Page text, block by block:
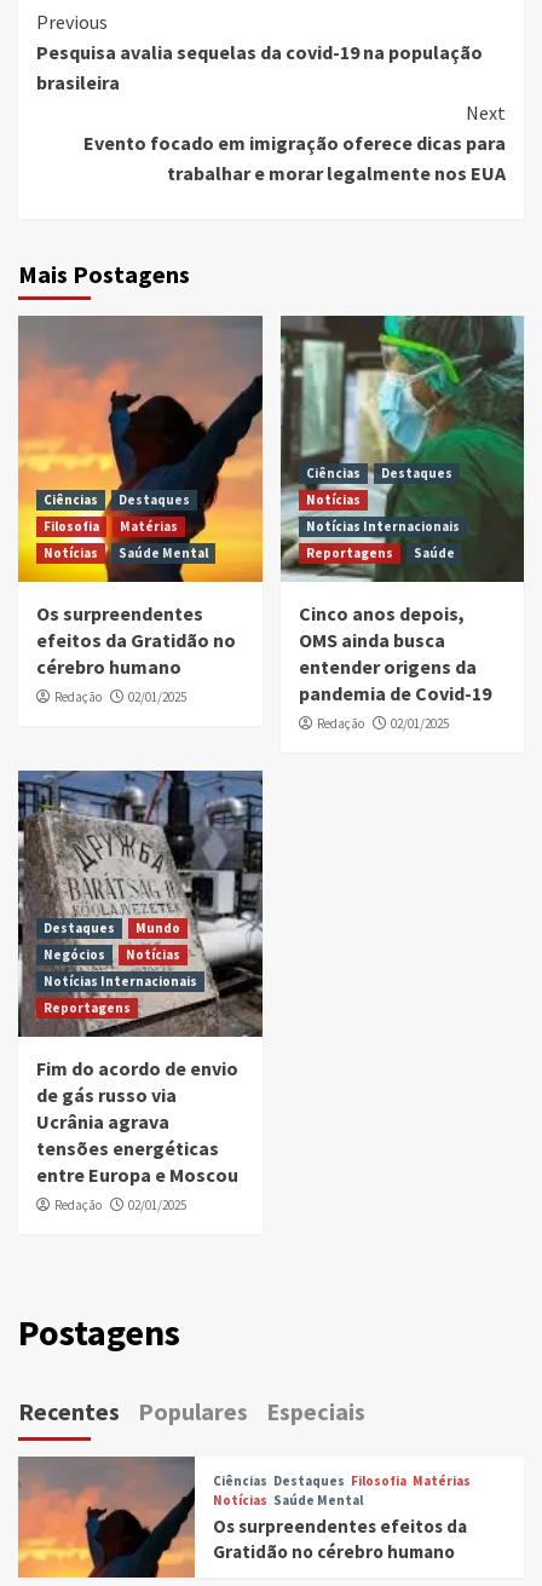
Continue
Reading
Previous
Pesquisa avalia sequelas da covid-19 na população
brasileira
Next
Evento focado em imigração oferece dicas para
trabalhar e morar legalmente nos EUA
Mais Postagens
Ciências
Destaques
Filosofia
Matérias
Notícias
Saúde Mental
Os surpreendentes
efeitos da Gratidão no
cérebro humano
Redação 02/01/2025
Ciências
Destaques
Notícias
Notícias Internacionais
Reportagens
Saúde
Cinco anos depois,
OMS ainda busca
entender origens da
pandemia de Covid-19
Redação 02/01/2025
Destaques
Mundo
Negócios
Notícias
Notícias Internacionais
Reportagens
Fim do acordo de envio
de gás russo via
Ucrânia agrava
tensões energéticas
entre Europa e Moscou
Redação 02/01/2025
Postagens
Recentes Populares Especiais
Ciências Destaques Filosofia Matérias
Notícias Saúde Mental
Os surpreendentes efeitos da
Gratidão no cérebro humano